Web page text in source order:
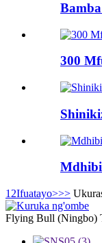
300
1 2Ifuatayo>>>
Flying Bull (Ningbo)